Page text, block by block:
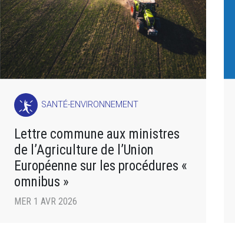
SANTÉ-ENVIRONNEMENT
Lettre commune aux ministres
de l’Agriculture de l’Union
Européenne sur les procédures «
omnibus »
MER 1 AVR 2026